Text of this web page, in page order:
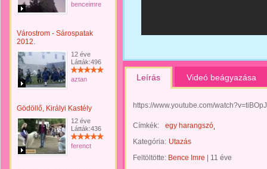
benceimre
Várostrom - Sárospatak
2012.
12 éve
Látták:496
aztan
Gödöllő, Királyi Kastély
12 éve
Látták:436
ferenct
Leírás Videó beágyazása
https://www.youtube.com/
Címkék:
egy harangszó
Kategória: Utazás
Feltöltötte: Bence Imre
11 éve